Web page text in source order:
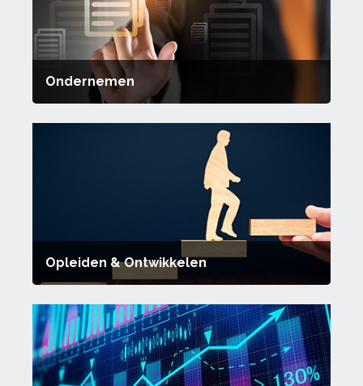
Ondernemen
Opleiden & Ontwikkelen